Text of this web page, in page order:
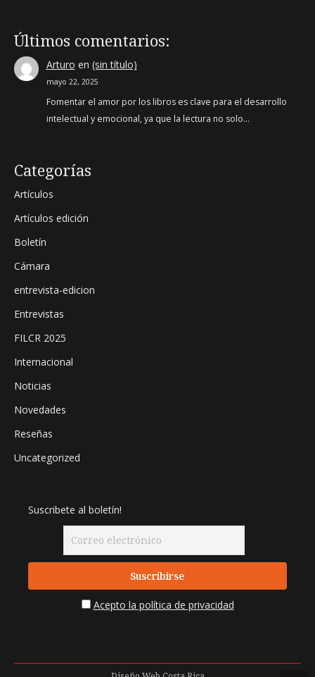
Últimos comentarios:
Arturo en (sin título)
mayo 22, 2025
Fomentar el amor por los libros es clave para el desarrollo
intelectual y emocional, ya que la lectura no solo…
Categorías
Artículos
Artículos edición
Boletín
Cámara
entrevista-edicion
Entrevistas
FILCR 2025
Internacional
Noticias
Novedades
Reseñas
Uncategorized
Suscribete al boletín!
Acepto la política de privacidad